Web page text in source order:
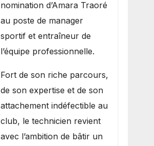
l’équipe
nomination d’Amara Traoré
au poste de manager
sportif et entraîneur de
l’équipe professionnelle.
Fort de son riche parcours,
de son expertise et de son
attachement indéfectible au
club, le technicien revient
avec l’ambition de bâtir un